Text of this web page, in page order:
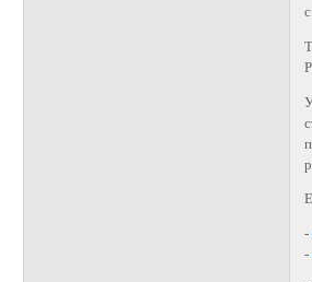
-
-